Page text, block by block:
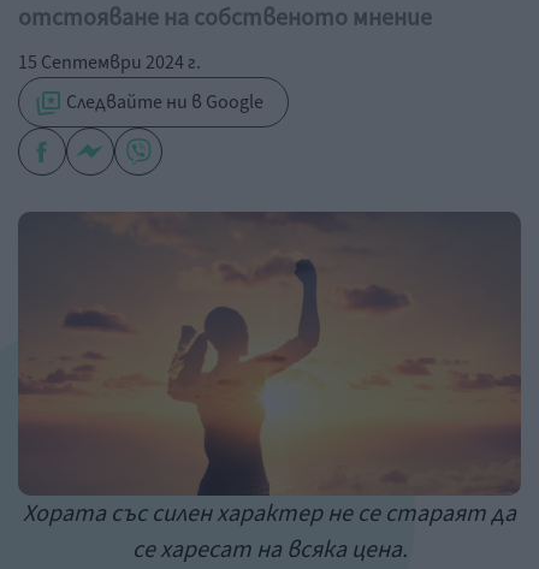
отстояване на собственото мнение
15 Септември 2024 г.
Следвайте ни в Google
Хората със силен характер не се стараят да
се харесат на всяка цена.